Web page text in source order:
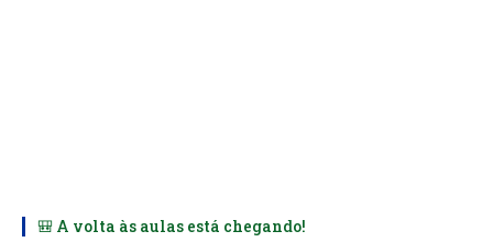
🎒 A volta às aulas está chegando!